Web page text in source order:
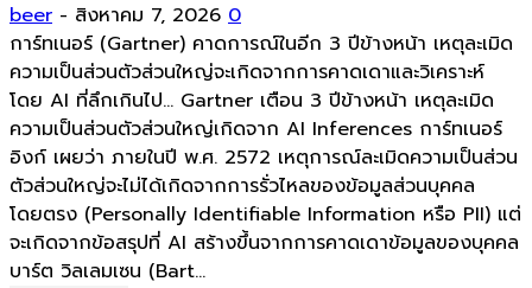
beer - สิงหาคม 7, 2026 0
การ์ทเนอร์ (Gartner) คาดการณ์ในอีก 3 ปีข้างหน้า เหตุละเมิด
ความเป็นส่วนตัวส่วนใหญ่จะเกิดจากการคาดเดาและวิเคราะห์
โดย AI ที่ลึกเกินไป... Gartner เตือน 3 ปีข้างหน้า เหตุละเมิด
ความเป็นส่วนตัวส่วนใหญ่เกิดจาก AI Inferences การ์ทเนอร์
อิงก์ เผยว่า ภายในปี พ.ศ. 2572 เหตุการณ์ละเมิดความเป็นส่วน
ตัวส่วนใหญ่จะไม่ได้เกิดจากการรั่วไหลของข้อมูลส่วนบุคคล
โดยตรง (Personally Identifiable Information หรือ PII) แต่
จะเกิดจากข้อสรุปที่ AI สร้างขึ้นจากการคาดเดาข้อมูลของบุคคล
บาร์ต วิลเลมเซน (Bart...